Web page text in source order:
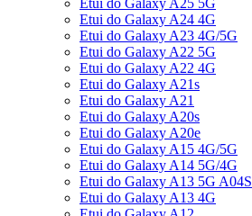
Etui do Galaxy A25 5G
Etui do Galaxy A24 4G
Etui do Galaxy A23 4G/5G
Etui do Galaxy A22 5G
Etui do Galaxy A22 4G
Etui do Galaxy A21s
Etui do Galaxy A21
Etui do Galaxy A20s
Etui do Galaxy A20e
Etui do Galaxy A15 4G/5G
Etui do Galaxy A14 5G/4G
Etui do Galaxy A13 5G A04S
Etui do Galaxy A13 4G